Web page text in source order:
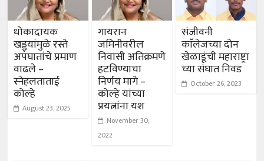
धोकादायक
खड्ड्यांमुळे रस्ते
अपघातांचे प्रमाण
वाढले –
स्नेहलताताई
कोल्हे
August 23, 2025
गायरान
जमिनीवरील
निवासी अतिक्रमणे
हटविण्याचा
निर्णय मागे –
कोल्हे यांच्या
प्रयत्नांना यश
November 30,
2022
संजीवनी
काॅलेजच्या दोन
खेळाडूंची महाराष्ट्रा
च्या संघात निवड
October 26, 2023